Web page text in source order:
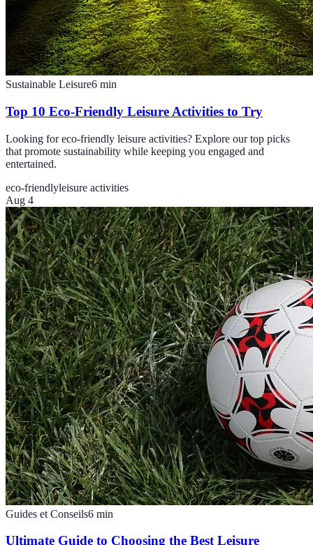
Sustainable Leisure6 min
Top 10 Eco-Friendly Leisure Activities to Try
Looking for eco-friendly leisure activities? Explore our top picks
that promote sustainability while keeping you engaged and
entertained.
eco-friendlyleisure activities
Aug 4
Guides et Conseils6 min
Ultimate Guide to Choosing the Best Leisure